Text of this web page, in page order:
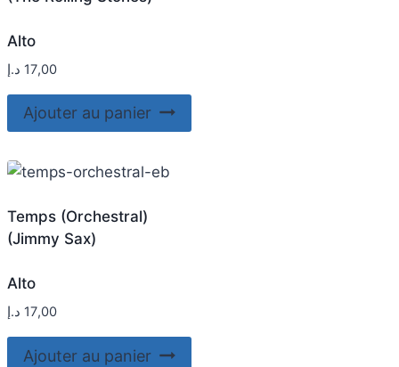
Alto
17,00 د.إ
Ajouter au panier
Temps (Orchestral)
(Jimmy Sax)
Alto
17,00 د.إ
Ajouter au panier